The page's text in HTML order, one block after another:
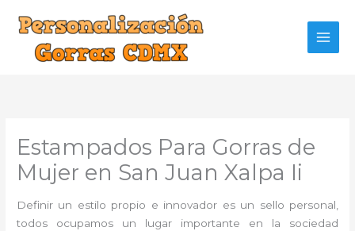
contenido
Estampados Para Gorras de
Mujer en San Juan Xalpa Ii
Definir un estilo propio e innovador es un sello personal,
todos ocupamos un lugar importante en la sociedad